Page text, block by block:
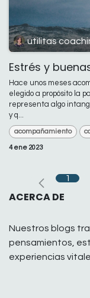
utilitas
Estrés y
Hace unos meses
elegido a propósito la
representa algo
y q...
acompañamiento
4 ene 2023
1
ACERCA DE
Nuestros blogs
pensamientos,
experiencias